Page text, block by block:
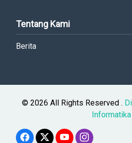
Tentang Kami
Berita
© 2026 All Rights Reserved .
Informatika